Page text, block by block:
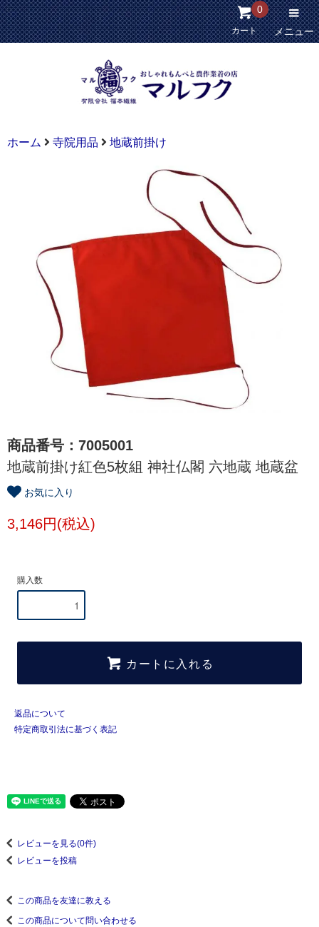
カート
0
メニュー
ホーム 寺院用品 地蔵前掛け
商品番号：7005001
地蔵前掛け紅色5枚組 神社仏閣 六地蔵 地蔵盆
お気に入り
3,146円(税込)
購入数
カートに入れる
返品について
特定商取引法に基づく表記
レビューを見る(0件)
レビューを投稿
この商品を友達に教える
この商品について問い合わせる